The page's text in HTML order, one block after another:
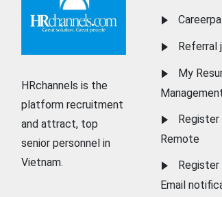
HRchannels is the
platform recruitment
and attract, top
senior personnel in
Vietnam.
Referral
My
Register
Remote
Email